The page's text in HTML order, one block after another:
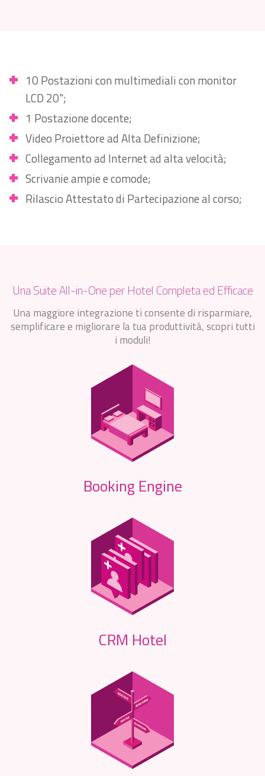
10 Postazioni con multimediali con monitor
LCD 20";
1 Postazione docente;
Video Proiettore ad Alta Definizione;
Collegamento ad Internet ad alta velocità;
Scrivanie ampie e comode;
Rilascio Attestato di Partecipazione al corso;
Una Suite All-in-One per Hotel Completa ed Efficace
Una maggiore integrazione ti consente di risparmiare,
semplificare e migliorare la tua produttività, scopri tutti
i moduli!
Booking Engine
CRM Hotel